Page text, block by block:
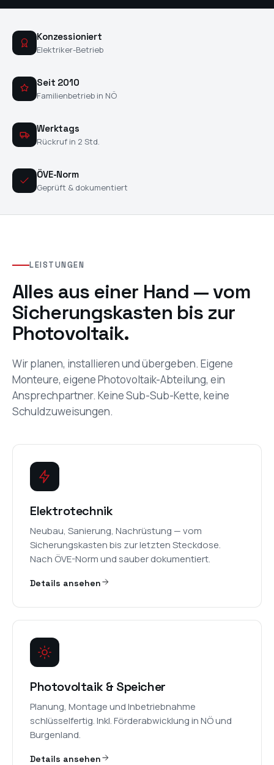
Konzessioniert
Elektriker-Betrieb
Seit 2010
Familienbetrieb in NÖ
Werktags
Rückruf in 2 Std.
ÖVE-Norm
Geprüft & dokumentiert
LEISTUNGEN
Alles aus einer Hand — vom
Sicherungskasten bis zur
Photovoltaik.
Wir planen, installieren und übergeben. Eigene
Monteure, eigene Photovoltaik-Abteilung, ein
Ansprechpartner. Keine Sub-Sub-Kette, keine
Schuldzuweisungen.
Elektrotechnik
Neubau, Sanierung, Nachrüstung — vom
Sicherungskasten bis zur letzten Steckdose.
Nach ÖVE-Norm und sauber dokumentiert.
Details ansehen
Photovoltaik & Speicher
Planung, Montage und Inbetriebnahme
schlüsselfertig. Inkl. Förderabwicklung in NÖ und
Burgenland.
Details ansehen